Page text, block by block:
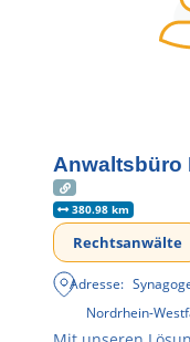
Anwaltsbüro
380.98 km
Rechtsanwälte
Adresse:
Nordrhein-